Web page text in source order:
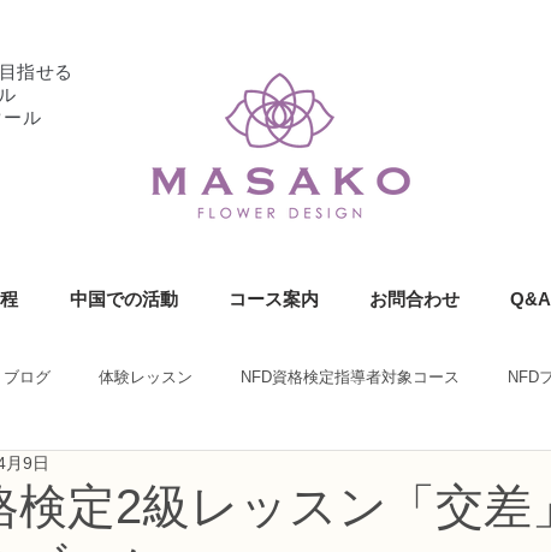
指せる
ール
中国での活動 コース案内 お問合わせ Q&A
ブログ 体験レッスン NFD資格検定指導者対象コース NFD
ワーデザイナー資格検定1級コース
検定2級レッスン「交差
月9日